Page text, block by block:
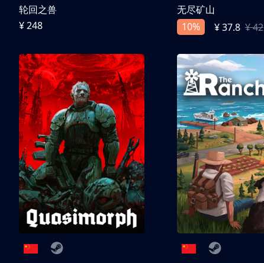
轮回之兽
¥ 248
无尽矿山
10%
¥ 37.8 ¥ 42